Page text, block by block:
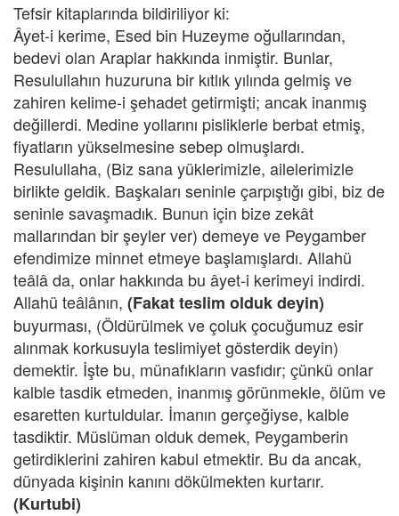
Tefsir kitaplarında bildiriliyor ki:
Âyet-i kerime, Esed bin Huzeyme oğullarından,
bedevi olan Araplar hakkında inmiştir. Bunlar,
Resulullahın huzuruna bir kıtlık yılında gelmiş ve
zahiren kelime-i şehadet getirmişti; ancak inanmış
değillerdi. Medine yollarını pisliklerle berbat etmiş,
fiyatların yükselmesine sebep olmuşlardı.
Resulullaha, (Biz sana yüklerimizle, ailelerimizle
birlikte geldik. Başkaları seninle çarpıştığı gibi, biz de
seninle savaşmadık. Bunun için bize zekât
mallarından bir şeyler ver) demeye ve Peygamber
efendimize minnet etmeye başlamışlardı. Allahü
teâlâ da, onlar hakkında bu âyet-i kerimeyi indirdi.
Allahü teâlânın, (Fakat teslim olduk deyin)
buyurması, (Öldürülmek ve çoluk çocuğumuz esir
alınmak korkusuyla teslimiyet gösterdik deyin)
demektir. İşte bu, münafıkların vasfıdır; çünkü onlar
kalble tasdik etmeden, inanmış görünmekle, ölüm ve
esaretten kurtuldular. İmanın gerçeğiyse, kalble
tasdiktir. Müslüman olduk demek, Peygamberin
getirdiklerini zahiren kabul etmektir. Bu da ancak,
dünyada kişinin kanını dökülmekten kurtarır.
(Kurtubi)